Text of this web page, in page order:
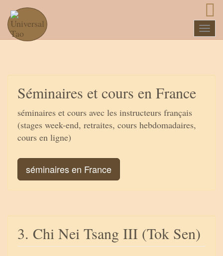
Séminaires et cours en France
séminaires et cours avec les instructeurs français
(stages week-end, retraites, cours hebdomadaires,
cours en ligne)
séminaires en France
3. Chi Nei Tsang III (Tok Sen)